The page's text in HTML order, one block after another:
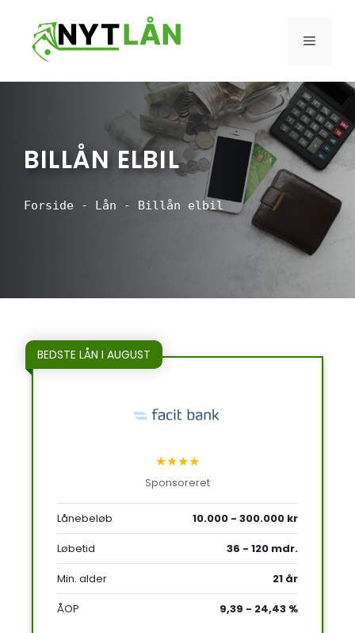
indhold
MENU
BILLÅN ELBIL
Forside - Lån - Billån elbil
BEDSTE LÅN I AUGUST
★★★★
Sponsoreret
Lånebeløb
10.000 - 300.000 kr
Løbetid
36 - 120 mdr.
Min. alder
21 år
ÅOP
9,39 - 24,43 %